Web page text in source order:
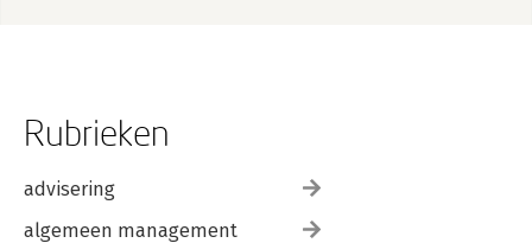
Rubrieken
advisering
algemeen management